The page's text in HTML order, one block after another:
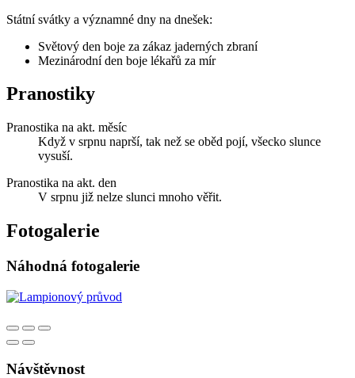
Státní svátky a významné dny na dnešek:
Světový den boje za zákaz jaderných zbraní
Mezinárodní den boje lékařů za mír
Pranostiky
Pranostika na akt. měsíc
Když v srpnu naprší, tak než se oběd pojí, všecko slunce
vysuší.
Pranostika na akt. den
V srpnu již nelze slunci mnoho věřit.
Fotogalerie
Náhodná fotogalerie
Návštěvnost